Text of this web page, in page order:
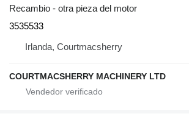
Recambio - otra pieza del motor
3535533
Irlanda, Courtmacsherry
COURTMACSHERRY MACHINERY LTD